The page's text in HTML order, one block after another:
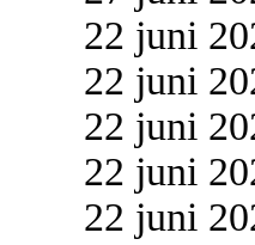
22 juni
22 juni
22 juni
22 juni
22 juni